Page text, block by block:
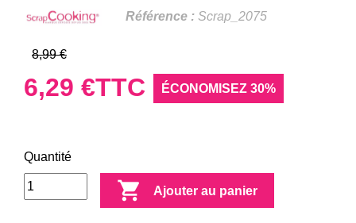
Référence : Scrap_2075
8,99 €
6,29 €TTC ÉCONOMISEZ 30%
Quantité
 Ajouter au panier